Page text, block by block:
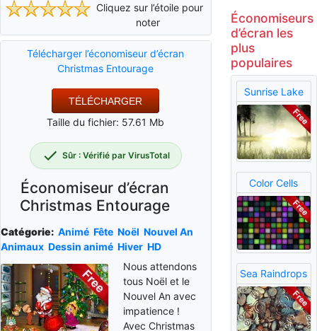
Cliquez sur l’étoile pour
noter
Télécharger l’économiseur d’écran
Christmas Entourage
TÉLÉCHARGER
Taille du fichier: 57.61 Mb
Sûr : Vérifié par VirusTotal
Économiseur d’écran
Christmas Entourage
Catégorie: Animé Fête Noël Nouvel An
Animaux Dessin animé Hiver HD
Nous attendons
tous Noël et le
Nouvel An avec
impatience !
Avec Christmas
Économiseurs
d’écran les
plus
populaires
Sunrise Lake
Color Cells
Sea Raindrops